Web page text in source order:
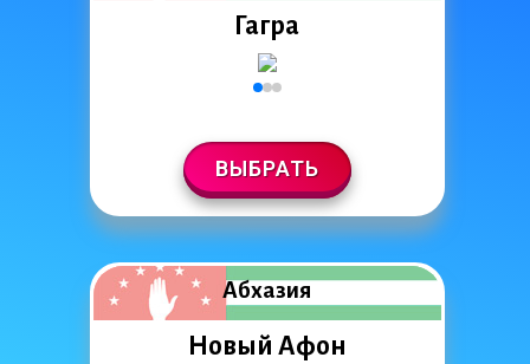
Гагра
ВЫБРАТЬ
Абхазия
Новый Афон